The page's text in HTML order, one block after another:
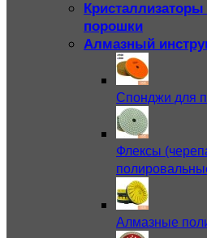
порошки
Алмазный
Спонджи для
Флексы
Алмазные